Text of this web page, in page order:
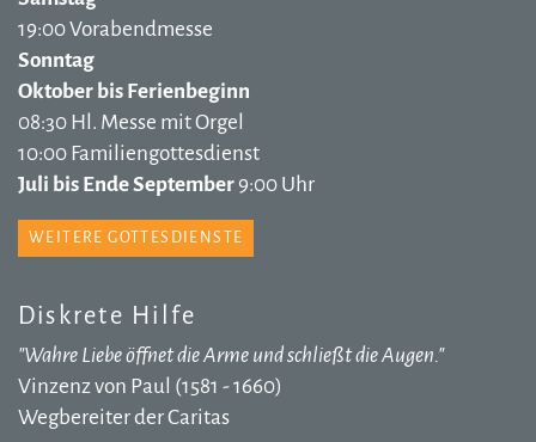
19:00 Vorabendmesse
Sonntag
Oktober bis Ferienbeginn
08:30 Hl. Messe mit Orgel
10:00 Familiengottesdienst
Juli bis Ende September 9:00 Uhr
WEITERE GOTTESDIENSTE
Diskrete Hilfe
"Wahre Liebe öffnet die Arme und schließt die Augen."
Vinzenz von Paul (1581 - 1660)
Wegbereiter der Caritas